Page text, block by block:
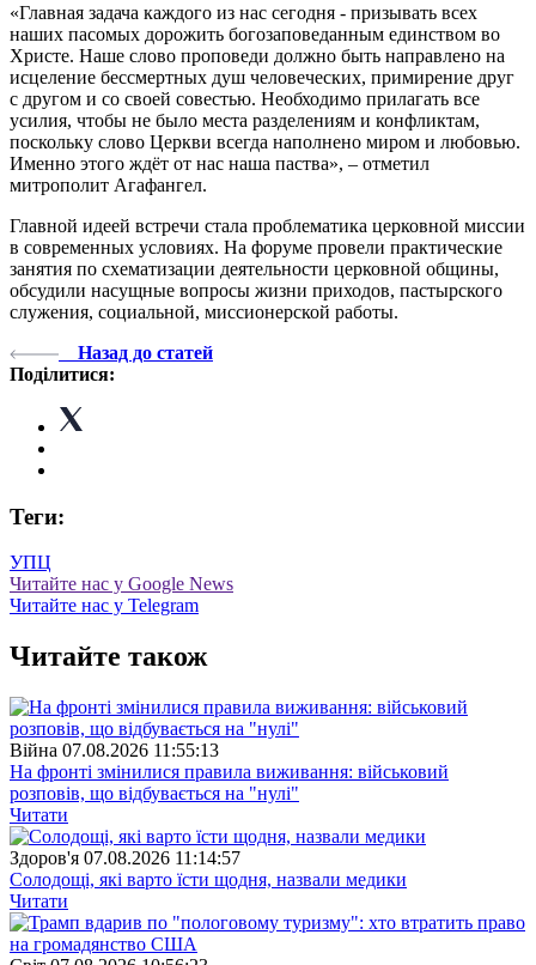
«Главная задача каждого из нас сегодня - призывать всех
наших пасомых дорожить богозаповеданным единством во
Христе. Наше слово проповеди должно быть направлено на
исцеление бессмертных душ человеческих, примирение друг
с другом и со своей совестью. Необходимо прилагать все
усилия, чтобы не было места разделениям и конфликтам,
поскольку слово Церкви всегда наполнено миром и любовью.
Именно этого ждёт от нас наша паства», – отметил
митрополит Агафангел.
Главной идеей встречи стала проблематика церковной миссии
в современных условиях. На форуме провели практические
занятия по схематизации деятельности церковной общины,
обсудили насущные вопросы жизни приходов, пастырского
служения, социальной, миссионерской работы.
Назад до статей
Поділитися:
Теги:
УПЦ
Читайте нас у Google News
Читайте нас у Telegram
Читайте також
Війна 07.08.2026 11:55:13
На фронті змінилися правила виживання: військовий
розповів, що відбувається на "нулі"
Читати
Здоров'я 07.08.2026 11:14:57
Солодощі, які варто їсти щодня, назвали медики
Читати